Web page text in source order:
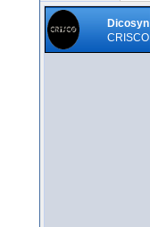
Dicosyn
CRISCO